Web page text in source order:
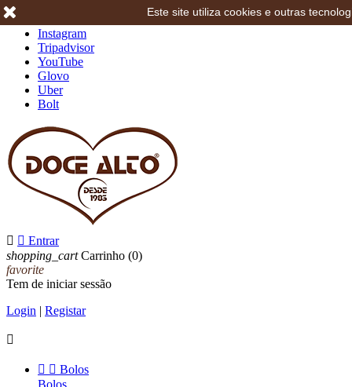
Instagram
Tripadvisor
YouTube
Glovo
Uber
Bolt
  Entrar
shopping_cart Carrinho (0)
favorite
Tem de iniciar sessão
Login | Registar

  Bolos
Bolos
Este site utiliza cookies e outras